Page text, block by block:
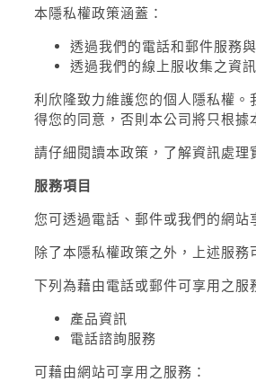
本隱私權政策涵蓋：
透過我們的電話和郵件服務
透過我們的線上服收集之資訊
利欣隆致力維護您的個人隱私權
得您的同意，否則本公司將只根據
請仔細閱讀本政策，了解資訊處理
服務項目
您可透過電話、郵件或我們的網站
除了本隱私權政策之外，上述服務
下列為藉由電話或郵件可享用之服
產品資訊
電話諮詢服務
可藉由網站可享用之服務：